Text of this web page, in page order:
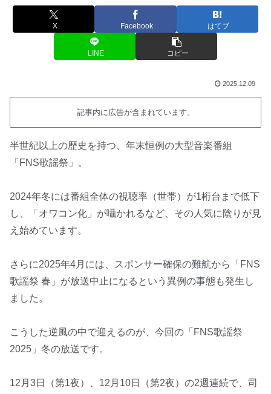
X Facebook はてブ
LINE コピー
2025.12.09
記事内に広告が含まれています。
半世紀以上の歴史を持つ、年末恒例の大型音楽番組
「FNS歌謡祭」。
2024年冬には番組全体の視聴率（世帯）が1桁台まで低下
し、「オワコン化」が囁かれるなど、その人気に陰りが見
え始めています。
さらに2025年4月には、スポンサー確保の難航から「FNS
歌謡祭 春」が放送中止になるという異例の事態も発生し
ました。
こうした逆風の中で迎えるのが、今回の「FNS歌謡祭
2025」冬の放送です。
12月3日（第1夜）、12月10日（第2夜）の2週連続で、司